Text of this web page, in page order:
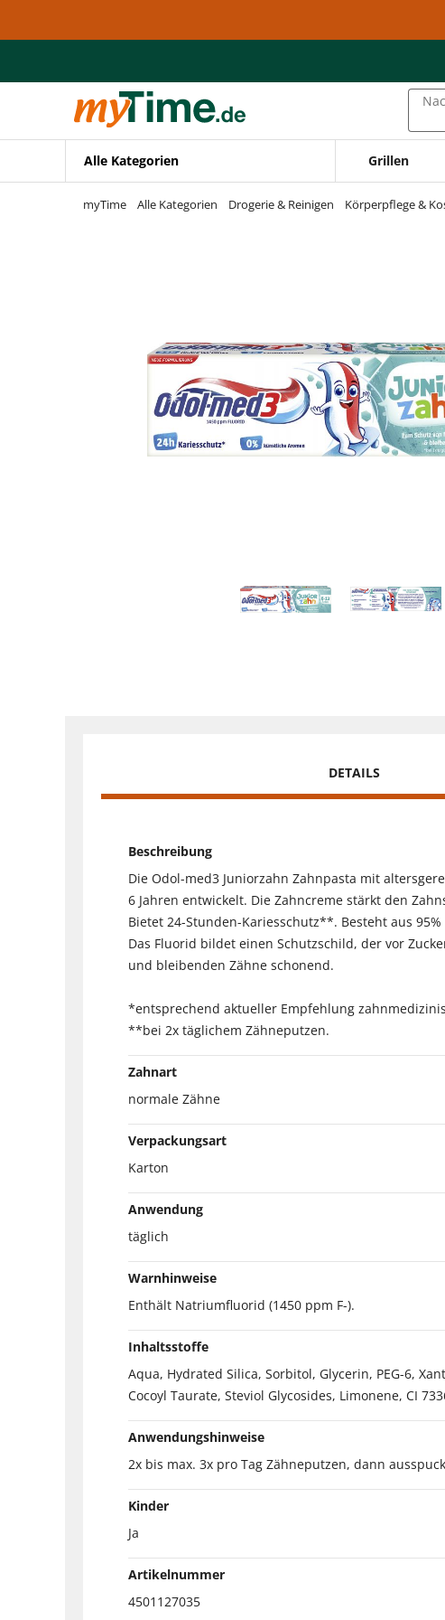
Zur Navigation springen
Alle Kategorien Grillen
myTime Alle Kategorien Drogerie & Reinigen Körperpflege &
DETAILS
Beschreibung
Die Odol-med3 Juniorzahn Zahnpasta mit
6 Jahren entwickelt. Die Zahncreme stärkt den
Bietet 24-Stunden-Kariesschutz**. Besteht aus
Das Fluorid bildet einen Schutzschild, der vor
und bleibenden Zähne schonend.
*entsprechend aktueller Empfehlung
**bei 2x täglichem Zähneputzen.
Zahnart
normale Zähne
Verpackungsart
Karton
Anwendung
täglich
Warnhinweise
Enthält Natriumfluorid (1450 ppm F-).
Inhaltsstoffe
Aqua, Hydrated Silica, Sorbitol, Glycerin, PEG-6,
Cocoyl Taurate, Steviol Glycosides, Limonene, CI
Anwendungshinweise
2x bis max. 3x pro Tag Zähneputzen, dann
Kinder
Ja
Artikelnummer
4501127035